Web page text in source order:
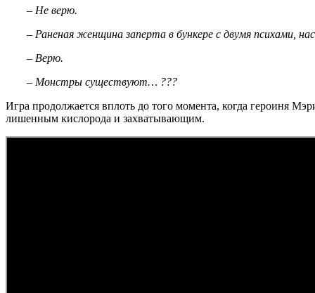
– Не верю.
– Раненая женщина заперта в бункере с двумя психами,
– Верю.
– Монстры существуют… ???
Игра продолжается вплоть до того момента, когда героиня
лишенным кислорода и захватывающим.